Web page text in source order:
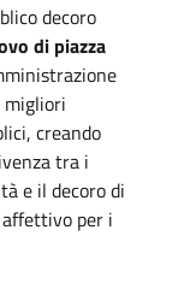
decoro
di piazza
migliori
creando
tra i
e il decoro di
per i